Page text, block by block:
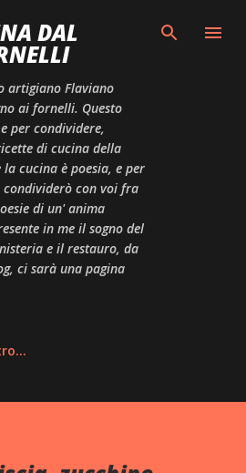
contenuti principali
DAL
artigiano Flaviano
ai fornelli. Questo
per condividere,
di cucina della
cucina è poesia, e per
con voi fra
di un' anima
in me il sogno del
e il restauro, da
ci sarà una pagina